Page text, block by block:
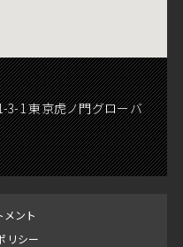
1 東京虎ノ門グローバ
ント
リシー